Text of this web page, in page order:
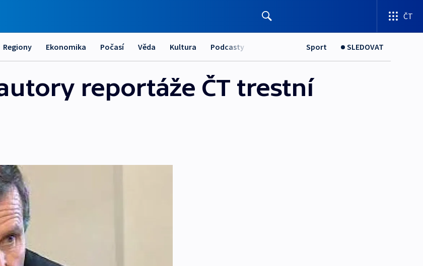
ČT
Regiony Ekonomika Počasí Věda Kultura Podcasty Sport SLEDOVAT
reportáže ČT trestní